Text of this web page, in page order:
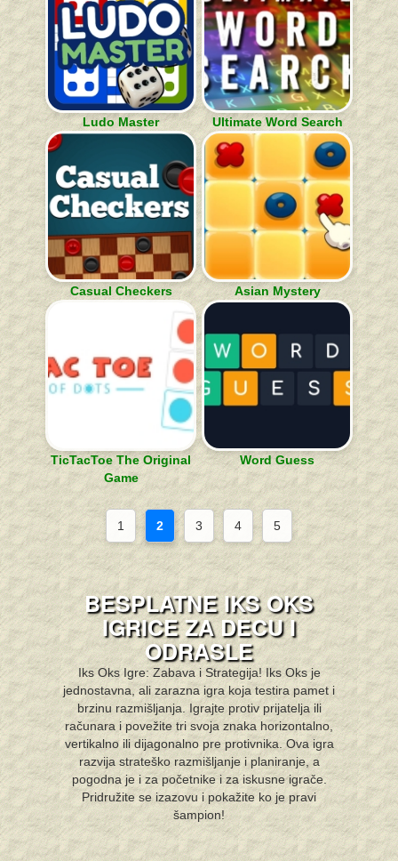
Ludo Master Ultimate Word Search
Casual Checkers Asian Mystery
TicTacToe The Original
Game
Word Guess
1 2 3 4 5
BESPLATNE IKS OKS
IGRICE ZA DECU I
ODRASLE
Iks Oks Igre: Zabava i Strategija! Iks Oks je
jednostavna, ali zarazna igra koja testira pamet i
brzinu razmišljanja. Igrajte protiv prijatelja ili
računara i povežite tri svoja znaka horizontalno,
vertikalno ili dijagonalno pre protivnika. Ova igra
razvija strateško razmišljanje i planiranje, a
pogodna je i za početnike i za iskusne igrače.
Pridružite se izazovu i pokažite ko je pravi
šampion!